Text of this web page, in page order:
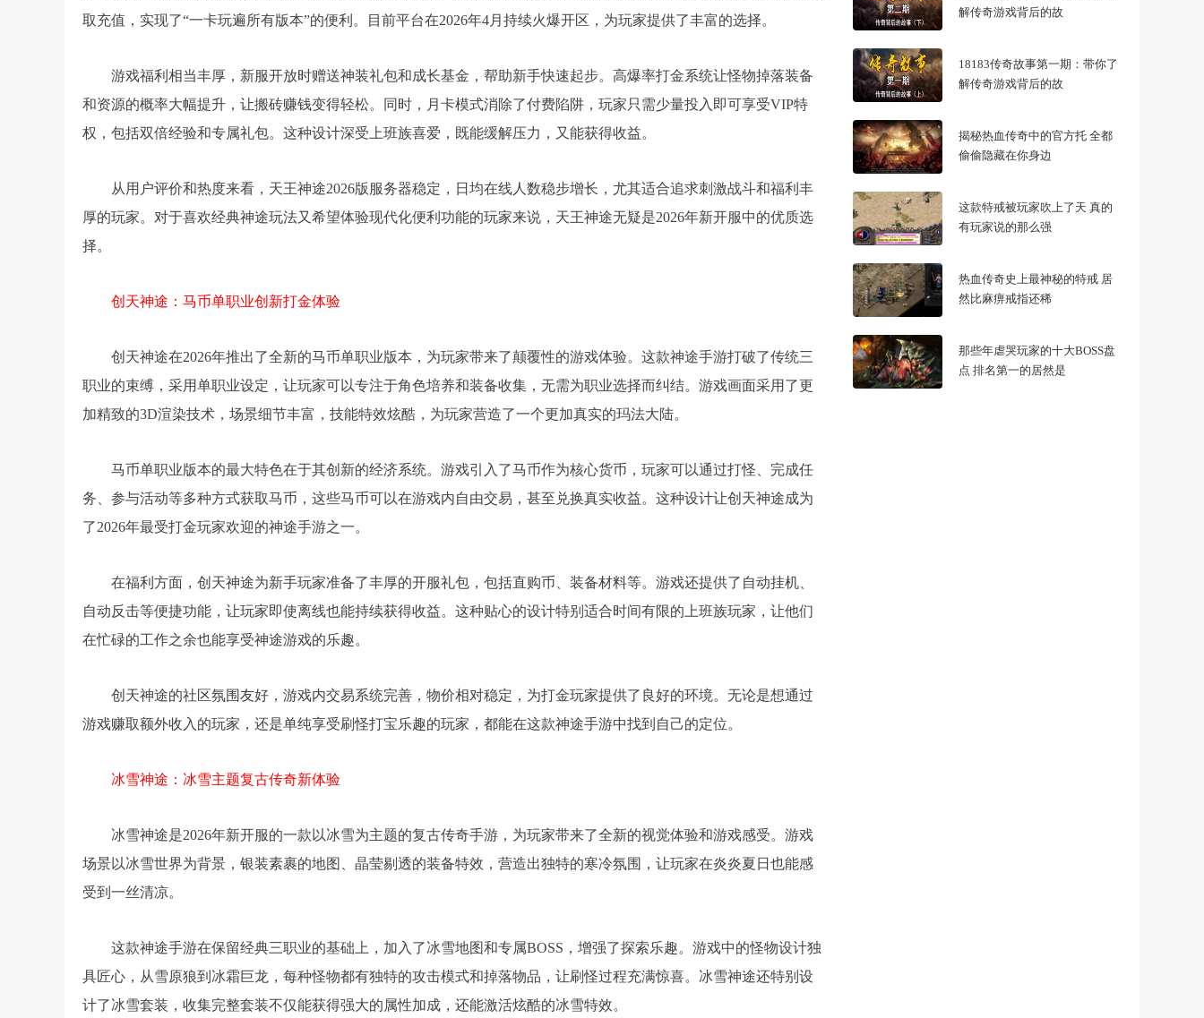
取充值，实现了“一卡玩遍所有版本”的便利。目前平台在2026年4月持续火爆开区，为玩家提供了丰富的选择。
游戏福利相当丰厚，新服开放时赠送神装礼包和成长基金，帮助新手快速起步。高爆率打金系统让怪物掉落装备
和资源的概率大幅提升，让搬砖赚钱变得轻松。同时，月卡模式消除了付费陷阱，玩家只需少量投入即可享受VIP特
权，包括双倍经验和专属礼包。这种设计深受上班族喜爱，既能缓解压力，又能获得收益。
从用户评价和热度来看，天王神途2026版服务器稳定，日均在线人数稳步增长，尤其适合追求刺激战斗和福利丰
厚的玩家。对于喜欢经典神途玩法又希望体验现代化便利功能的玩家来说，天王神途无疑是2026年新开服中的优质选
择。
创天神途：马币单职业创新打金体验
创天神途在2026年推出了全新的马币单职业版本，为玩家带来了颠覆性的游戏体验。这款神途手游打破了传统三
职业的束缚，采用单职业设定，让玩家可以专注于角色培养和装备收集，无需为职业选择而纠结。游戏画面采用了更
加精致的3D渲染技术，场景细节丰富，技能特效炫酷，为玩家营造了一个更加真实的玛法大陆。
马币单职业版本的最大特色在于其创新的经济系统。游戏引入了马币作为核心货币，玩家可以通过打怪、完成任
务、参与活动等多种方式获取马币，这些马币可以在游戏内自由交易，甚至兑换真实收益。这种设计让创天神途成为
了2026年最受打金玩家欢迎的神途手游之一。
在福利方面，创天神途为新手玩家准备了丰厚的开服礼包，包括直购币、装备材料等。游戏还提供了自动挂机、
自动反击等便捷功能，让玩家即使离线也能持续获得收益。这种贴心的设计特别适合时间有限的上班族玩家，让他们
在忙碌的工作之余也能享受神途游戏的乐趣。
创天神途的社区氛围友好，游戏内交易系统完善，物价相对稳定，为打金玩家提供了良好的环境。无论是想通过
游戏赚取额外收入的玩家，还是单纯享受刷怪打宝乐趣的玩家，都能在这款神途手游中找到自己的定位。
冰雪神途：冰雪主题复古传奇新体验
冰雪神途是2026年新开服的一款以冰雪为主题的复古传奇手游，为玩家带来了全新的视觉体验和游戏感受。游戏
场景以冰雪世界为背景，银装素裹的地图、晶莹剔透的装备特效，营造出独特的寒冷氛围，让玩家在炎炎夏日也能感
受到一丝清凉。
这款神途手游在保留经典三职业的基础上，加入了冰雪地图和专属BOSS，增强了探索乐趣。游戏中的怪物设计独
具匠心，从雪原狼到冰霜巨龙，每种怪物都有独特的攻击模式和掉落物品，让刷怪过程充满惊喜。冰雪神途还特别设
计了冰雪套装，收集完整套装不仅能获得强大的属性加成，还能激活炫酷的冰雪特效。
解传奇游戏背后的故
18183传奇故事第一期：带你了
解传奇游戏背后的故
揭秘热血传奇中的官方托 全都
偷偷隐藏在你身边
这款特戒被玩家吹上了天 真的
有玩家说的那么强
热血传奇史上最神秘的特戒 居
然比麻痹戒指还稀
那些年虐哭玩家的十大BOSS盘
点 排名第一的居然是